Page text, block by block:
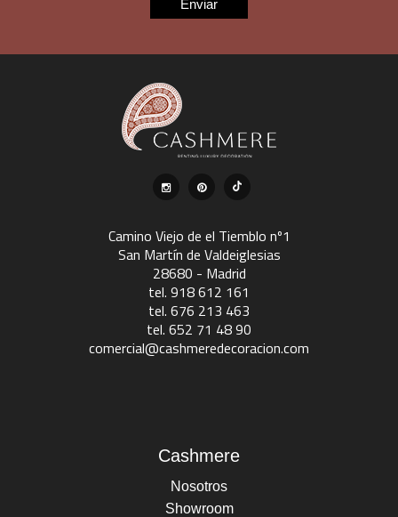
Camino Viejo de el Tiemblo nº1
San Martín de Valdeiglesias
28680 - Madrid
tel. 918 612 161
tel. 676 213 463
tel. 652 71 48 90
comercial@cashmeredecoracion.com
Cashmere
Nosotros
Showroom